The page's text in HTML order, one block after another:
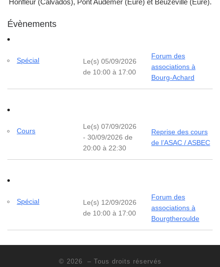
Honfleur (Calvados), Pont Audemer (Eure) et Beuzeville (Eure).
Évènements
Spécial
Le(s) 05/09/2026
de 10:00 à 17:00
Forum des
associations à
Bourg-Achard
Cours
Le(s) 07/09/2026
- 30/09/2026 de
20:00 à 22:30
Reprise des cours
de l’ASAC / ASBEC
Spécial
Le(s) 12/09/2026
de 10:00 à 17:00
Forum des
associations à
Bourgtheroulde
© 2026 – Tous droits réservés